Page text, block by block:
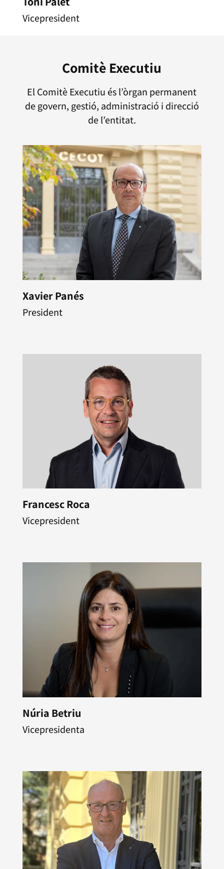
Vicepresident
Comitè Executiu
El Comitè Executiu és l’òrgan permanent
de govern, gestió, administració i direcció
de l’entitat.
Xavier Panés
President
Francesc Roca
Vicepresident
Núria Betriu
Vicepresidenta